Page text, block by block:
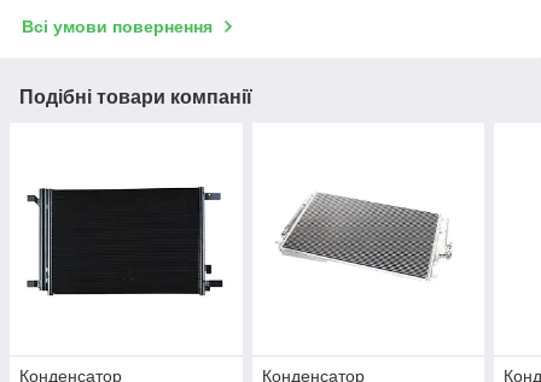
Всі умови повернення
Подібні товари компанії
Конденсатор
Конденсатор